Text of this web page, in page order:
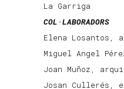
La Garriga
COL·LABORADORS
Elena Losantos,
Miguel Angel
Joan Muñoz,
Josan Cullerés,